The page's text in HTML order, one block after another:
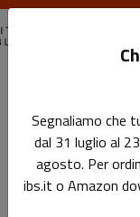
La
Come
Segnaliamo
dal 31 luglio al
agosto. Per
ibs.it o Amazon